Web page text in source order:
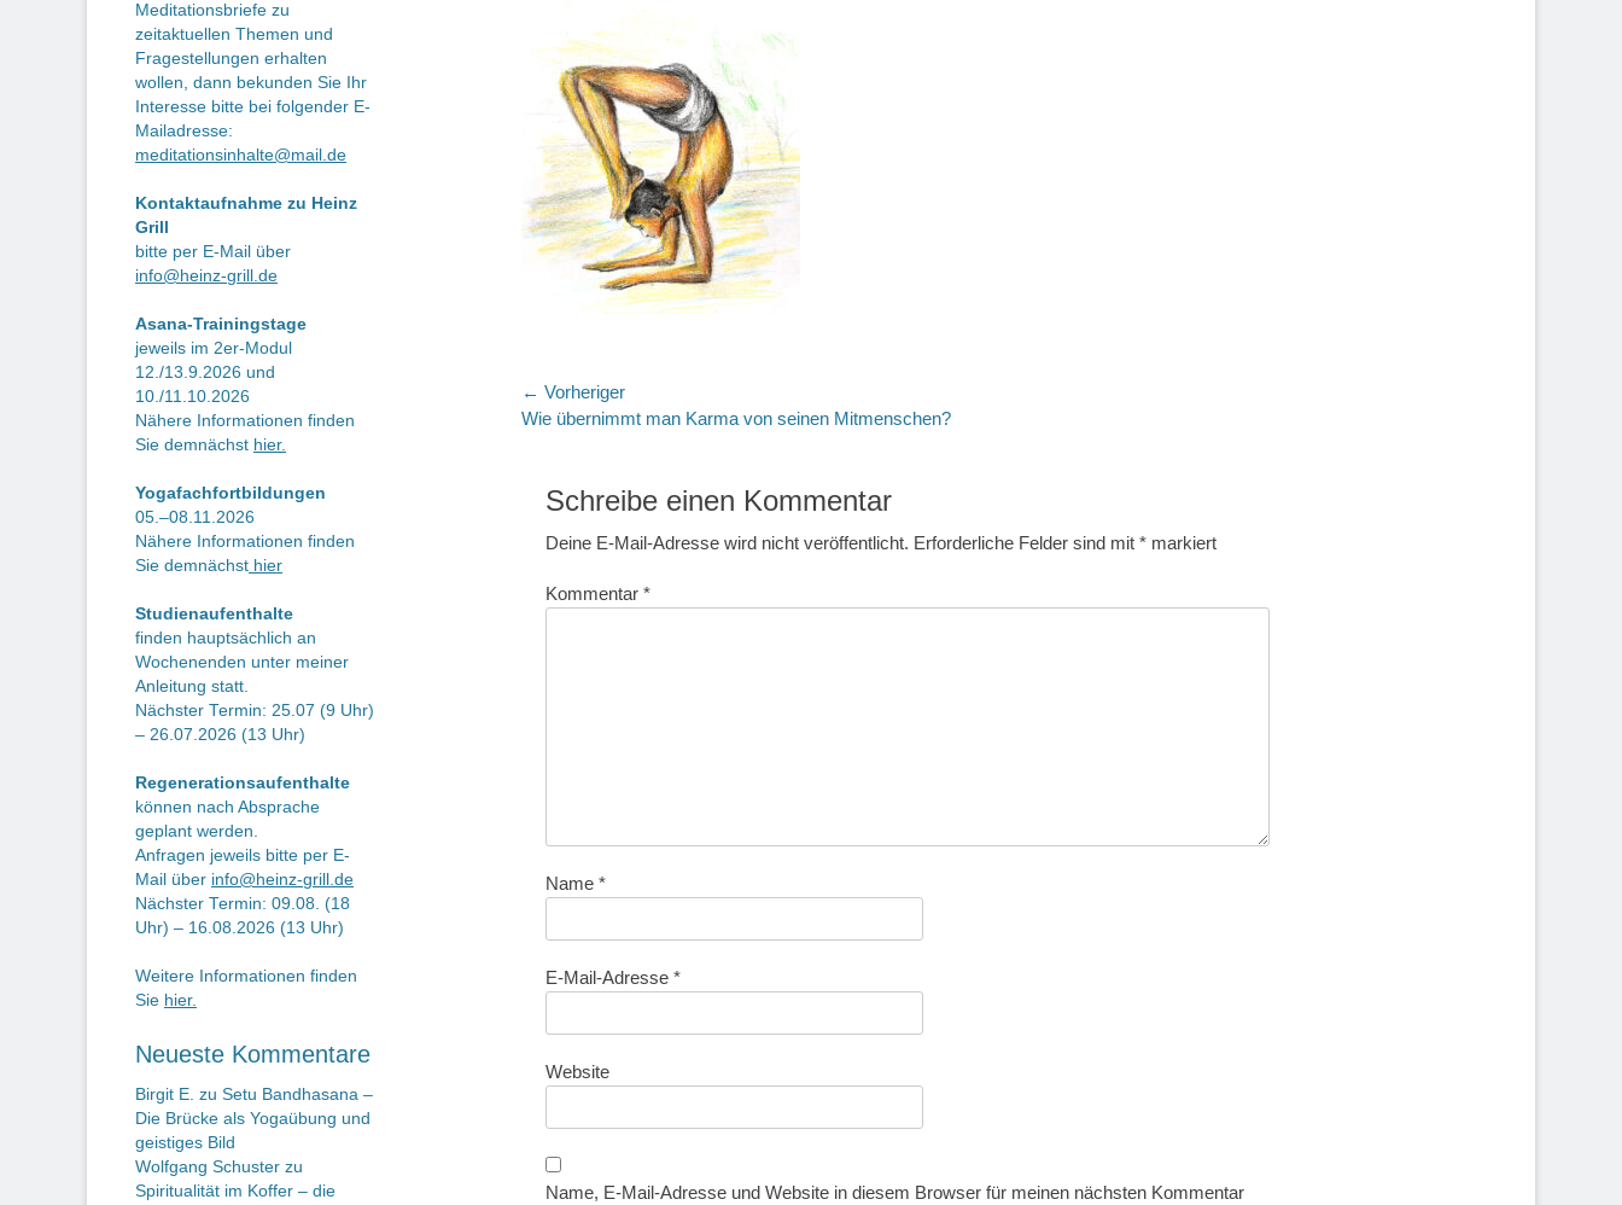
Beitragsnavigation
← Vorheriger
Vorheriger
Wie übernimmt man Karma von seinen Mitmenschen?
Schreibe einen Kommentar
Deine E-Mail-Adresse wird nicht veröffentlicht. Erforderliche Felder sind mit * markiert
Kommentar *
Name *
E-Mail-Adresse *
Website
Name, E-Mail-Adresse und Website in diesem Browser für meinen nächsten Kommentar
Meditationsbriefe zu
zeitaktuellen Themen und
Fragestellungen erhalten
wollen, dann bekunden Sie Ihr
Interesse bitte bei folgender E-
Mailadresse:
meditationsinhalte@mail.de
Kontaktaufnahme zu Heinz
Grill
bitte per E-Mail über
info@heinz-grill.de
Asana-Trainingstage
jeweils im 2er-Modul
12./13.9.2026 und
10./11.10.2026
Nähere Informationen finden
Sie demnächst hier.
Yogafachfortbildungen
05.–08.11.2026
Nähere Informationen finden
Sie demnächst hier
Studienaufenthalte
finden hauptsächlich an
Wochenenden unter meiner
Anleitung statt.
Nächster Termin: 25.07 (9 Uhr)
– 26.07.2026 (13 Uhr)
Regenerationsaufenthalte
können nach Absprache
geplant werden.
Anfragen jeweils bitte per E-
Mail über info@heinz-grill.de
Nächster Termin: 09.08. (18
Uhr) – 16.08.2026 (13 Uhr)
Weitere Informationen finden
Sie hier.
Neueste Kommentare
Birgit E. zu Setu Bandhasana –
Die Brücke als Yogaübung und
geistiges Bild
Wolfgang Schuster zu
Spiritualität im Koffer – die